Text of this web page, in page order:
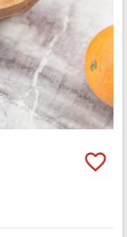
favorite_border